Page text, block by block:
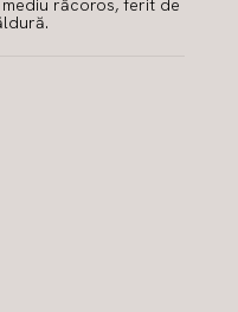
răcoros, ferit de